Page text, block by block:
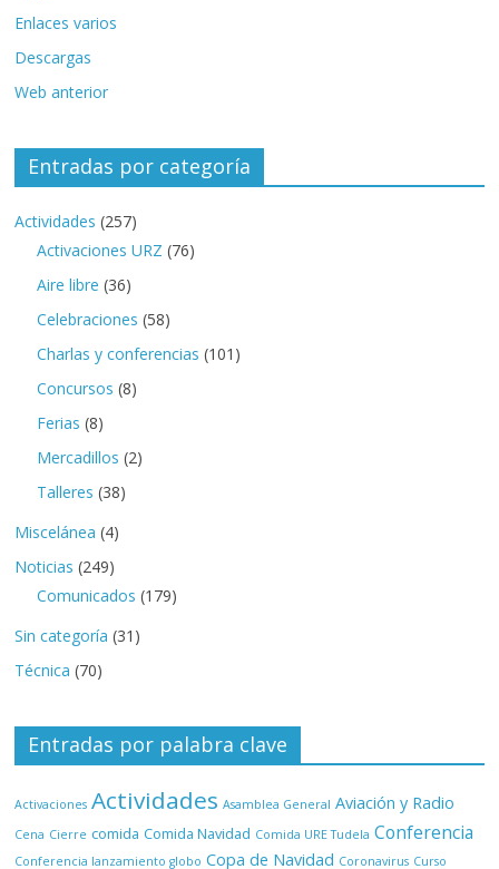
Enlaces varios
Descargas
Web anterior
Entradas por categoría
Actividades (257)
Activaciones URZ (76)
Aire libre (36)
Celebraciones (58)
Charlas y conferencias (101)
Concursos (8)
Ferias (8)
Mercadillos (2)
Talleres (38)
Miscelánea (4)
Noticias (249)
Comunicados (179)
Sin categoría (31)
Técnica (70)
Entradas por palabra clave
Activaciones Actividades Asamblea General Aviación y Radio
Cena Cierre comida Comida Navidad Comida URE Tudela Conferencia
Conferencia lanzamiento globo Copa de Navidad Coronavirus Curso